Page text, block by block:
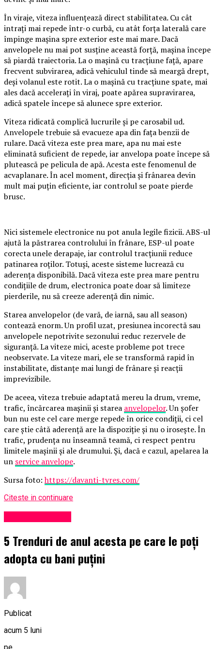
În viraje, viteza influențează direct stabilitatea. Cu cât
intrați mai repede într-o curbă, cu atât forța laterală care
împinge mașina spre exterior este mai mare. Dacă
anvelopele nu mai pot susține această forță, mașina începe
să piardă traiectoria. La o mașină cu tracțiune față, apare
frecvent subvirarea, adică vehiculul tinde să meargă drept,
deși volanul este rotit. La o mașină cu tracțiune spate, mai
ales dacă accelerați în viraj, poate apărea supravirarea,
adică spatele începe să alunece spre exterior.
Viteza ridicată complică lucrurile și pe carosabil ud.
Anvelopele trebuie să evacueze apa din fața benzii de
rulare. Dacă viteza este prea mare, apa nu mai este
eliminată suficient de repede, iar anvelopa poate începe să
plutească pe pelicula de apă. Acesta este fenomenul de
acvaplanare. În acel moment, direcția și frânarea devin
mult mai puțin eficiente, iar controlul se poate pierde
brusc.
Nici sistemele electronice nu pot anula legile fizicii. ABS-ul
ajută la păstrarea controlului în frânare, ESP-ul poate
corecta unele derapaje, iar controlul tracțiunii reduce
patinarea roților. Totuși, aceste sisteme lucrează cu
aderența disponibilă. Dacă viteza este prea mare pentru
condițiile de drum, electronica poate doar să limiteze
pierderile, nu să creeze aderență din nimic.
Starea anvelopelor (de vară, de iarnă, sau all season)
contează enorm. Un profil uzat, presiunea incorectă sau
anvelopele nepotrivite sezonului reduc rezervele de
siguranță. La viteze mici, aceste probleme pot trece
neobservate. La viteze mari, ele se transformă rapid în
instabilitate, distanțe mai lungi de frânare și reacții
imprevizibile.
De aceea, viteza trebuie adaptată mereu la drum, vreme,
trafic, încărcarea mașinii și starea anvelopelor. Un șofer
bun nu este cel care merge repede în orice condiții, ci cel
care știe câtă aderență are la dispoziție și nu o irosește. În
trafic, prudența nu înseamnă teamă, ci respect pentru
limitele mașinii și ale drumului. Și, dacă e cazul, apelarea la
un service anvelope.
Sursa foto:https://davanti-tyres.com/
Citeste in continuare
5 Trenduri de anul acesta pe care le poți
adopta cu bani puțini
Publicat
acum 5 luni
pe